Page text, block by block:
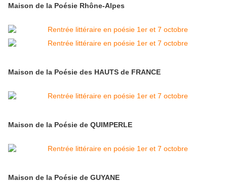
Maison de la Poésie Rhône-Alpes
Maison de la Poésie des HAUTS de FRANCE
Maison de la Poésie de QUIMPERLE
Maison de la Poésie de GUYANE